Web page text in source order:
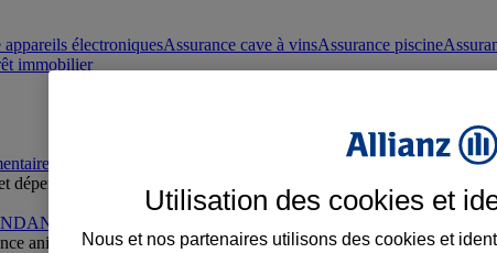
appareils électroniquesAssurance cave à vinsAssurance piscine
santé Conseils santé
Utilisation des cookies et
Nous et nos partenaires utilisons des cookies et